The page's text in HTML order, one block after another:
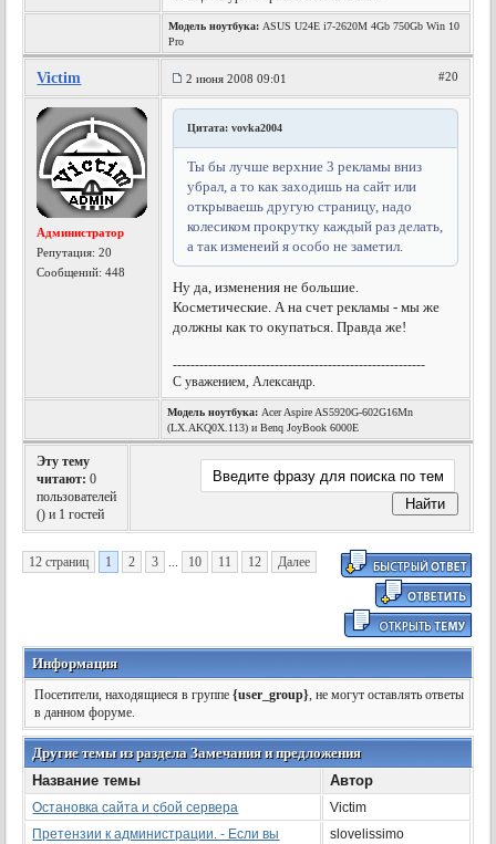
Модель ноутбука: ASUS U24E i7-2620M 4Gb 750Gb Win 10
Pro
Victim 2 июня 2008 09:01 #20
Администратор
Репутация:20
Сообщений: 448
Цитата: vovka2004
Ты бы лучше верхние 3 рекламы вниз
убрал, а то как заходишь на сайт или
открываешь другую страницу, надо
колесиком прокрутку каждый раз делать,
а так изменеий я особо не заметил.
Ну да, изменения не большие.
Косметические. А на счет рекламы - мы же
должны как то окупаться. Правда же!
---------------------------------------------------------
С уважением, Александр.
Модель ноутбука: Acer Aspire AS5920G-602G16Mn
(LX.AKQ0X.113) и Benq JoyBook 6000E
Эту тему
читают: 0
пользователей
() и 1 гостей
12 страниц 1 2 3 ... 10 11 12 Далее
Информация
Посетители, находящиеся в группе{user_group}, не могут оставлять ответы
в данном форуме.
Другие темы из раздела Замечания и предложения
Название темы
Автор
Остановка сайта и сбой сервера
Victim
Претензии к администрации. - Если вы
slovelissimo